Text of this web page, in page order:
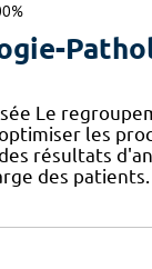
Le
les
résultats
des